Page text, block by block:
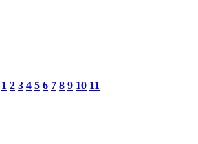
1 2 3 4 5 6 7 8 9 10 11